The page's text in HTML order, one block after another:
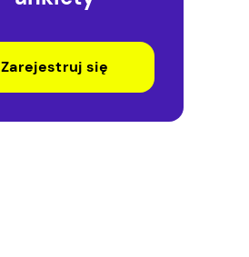
Zarejestruj się